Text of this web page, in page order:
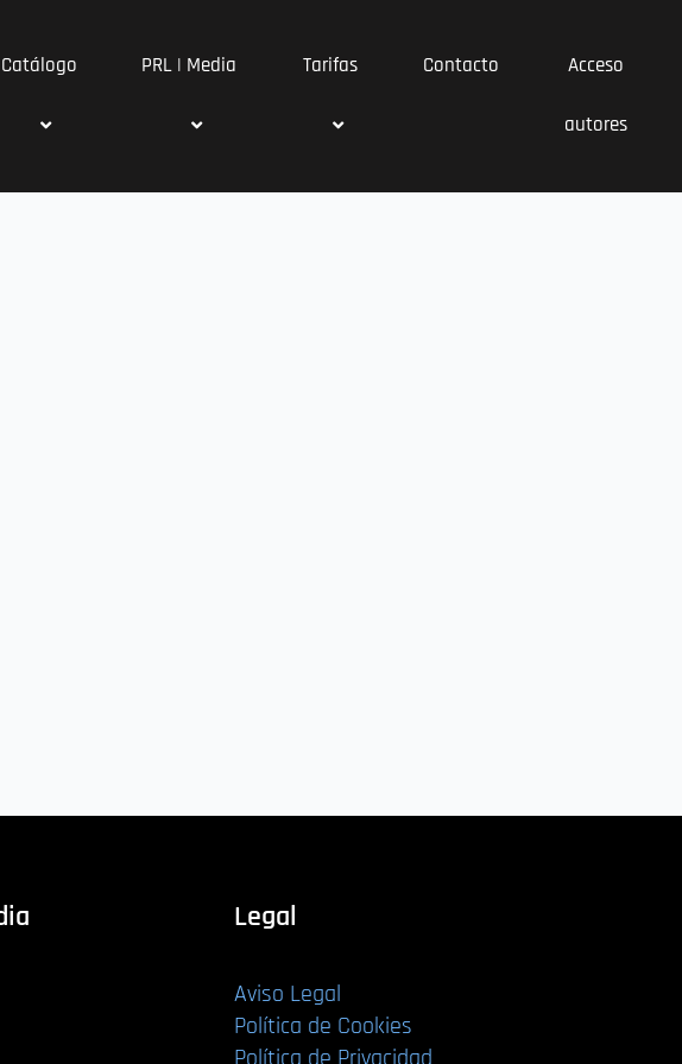
Catálogo PRL | Media Tarifas Contacto Acceso
autores
Legal
Aviso Legal
Política de Cookies